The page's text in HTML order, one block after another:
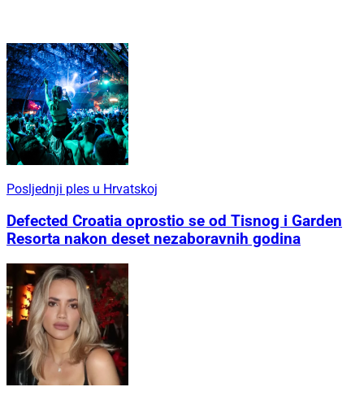
Posljednji ples u Hrvatskoj
Defected Croatia oprostio se od Tisnog i Garden
Resorta nakon deset nezaboravnih godina